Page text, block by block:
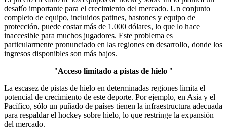
desafío importante para el crecimiento del mercado. Un conjunto
completo de equipo, incluidos patines, bastones y equipo de
protección, puede costar más de 1.000 dólares, lo que lo hace
inaccesible para muchos jugadores. Este problema es
particularmente pronunciado en las regiones en desarrollo, donde los
ingresos disponibles son más bajos.
"Acceso limitado a pistas de hielo "
La escasez de pistas de hielo en determinadas regiones limita el
potencial de crecimiento de este deporte. Por ejemplo, en Asia y el
Pacífico, sólo un puñado de países tienen la infraestructura adecuada
para respaldar el hockey sobre hielo, lo que restringe la expansión
del mercado.